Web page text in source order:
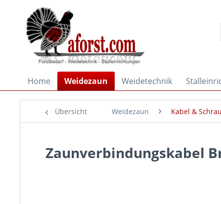
Home Weidezaun Weidetechnik
Übersicht Weidezaun Kabel &
Zaunverbindungskabel